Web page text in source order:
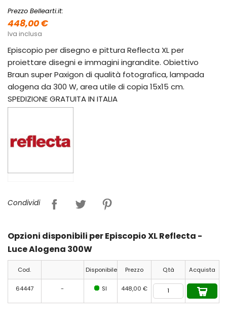
Prezzo Bellearti.it:
448,00 €
Iva inclusa
Episcopio per disegno e pittura Reflecta XL per
proiettare disegni e immagini ingrandite. Obiettivo
Braun super Paxigon di qualità fotografica, lampada
alogena da 300 W, area utile di copia 15x15 cm.
SPEDIZIONE GRATUITA IN ITALIA
Condividi
Opzioni disponibili per Episcopio XL Reflecta -
Luce Alogena 300W
Cod. Disponibile Prezzo Q.tà Acquista
64447 - SI 448,00 €